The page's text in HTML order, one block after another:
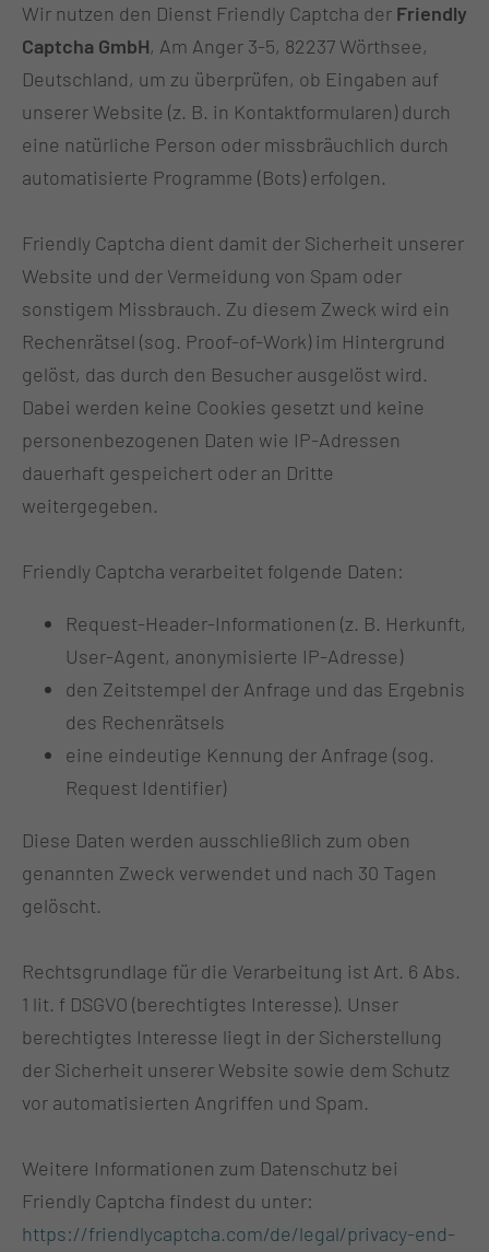
Wir nutzen den Dienst Friendly Captcha der Friendly
Captcha GmbH, Am Anger 3-5, 82237 Wörthsee,
Deutschland, um zu überprüfen, ob Eingaben auf
unserer Website (z. B. in Kontaktformularen) durch
eine natürliche Person oder missbräuchlich durch
automatisierte Programme (Bots) erfolgen.
Friendly Captcha dient damit der Sicherheit unserer
Website und der Vermeidung von Spam oder
sonstigem Missbrauch. Zu diesem Zweck wird ein
Rechenrätsel (sog. Proof-of-Work) im Hintergrund
gelöst, das durch den Besucher ausgelöst wird.
Dabei werden keine Cookies gesetzt und keine
personenbezogenen Daten wie IP-Adressen
dauerhaft gespeichert oder an Dritte
weitergegeben.
Friendly Captcha verarbeitet folgende Daten:
Request-Header-Informationen (z. B. Herkunft,
User-Agent, anonymisierte IP-Adresse)
den Zeitstempel der Anfrage und das Ergebnis
des Rechenrätsels
eine eindeutige Kennung der Anfrage (sog.
Request Identifier)
Diese Daten werden ausschließlich zum oben
genannten Zweck verwendet und nach 30 Tagen
gelöscht.
Rechtsgrundlage für die Verarbeitung ist Art. 6 Abs.
1 lit. f DSGVO (berechtigtes Interesse). Unser
berechtigtes Interesse liegt in der Sicherstellung
der Sicherheit unserer Website sowie dem Schutz
vor automatisierten Angriffen und Spam.
Weitere Informationen zum Datenschutz bei
Friendly Captcha findest du unter:
https://friendlycaptcha.com/de/legal/privacy-end-